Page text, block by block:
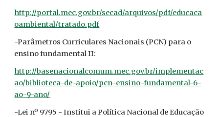
http://portal.mec.gov.br/secad/arquivos/pdf/educaca
oambiental/tratado.pdf
-Parâmetros Curriculares Nacionais (PCN) para o
ensino fundamental II:
http://basenacionalcomum.mec.gov.br/implementac
ao/biblioteca-de-apoio/pcn-ensino-fundamental-6-
ao-9-ano/
-Lei nº 9795 - Institui a Política Nacional de Educação